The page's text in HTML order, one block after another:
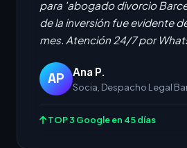
para 'abogado divorcio
de la inversión fue evidente
mes. Atención 24/7 por
AP Ana P.
Socia, Despacho Legal
TOP 3 Google en 45 días